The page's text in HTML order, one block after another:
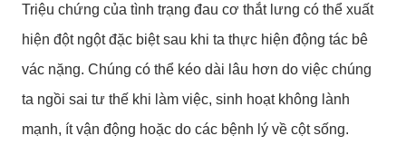
Triệu chứng của tình trạng đau cơ thắt lưng có thể xuất
hiện đột ngột đặc biệt sau khi ta thực hiện động tác bê
vác nặng. Chúng có thể kéo dài lâu hơn do việc chúng
ta ngồi sai tư thế khi làm việc, sinh hoạt không lành
mạnh, ít vận động hoặc do các bệnh lý về cột sống.